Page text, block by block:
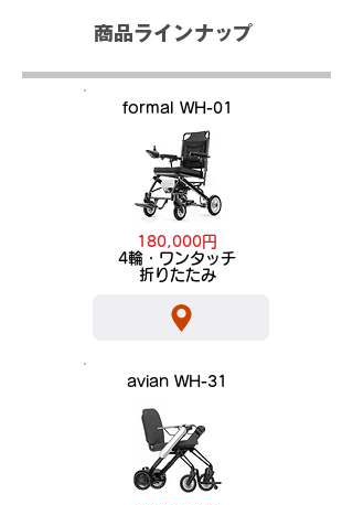
商品ラインナップ
formal WH-01
180,000円
​4輪・ワンタッチ
折りたたみ
avian WH-31